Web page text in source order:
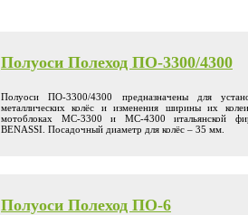
Полуоси Полеход ПО-3300/4300
Полуоси ПО-3300/4300 предназначены для
металлических колёс и изменения ширины их
мотоблоках МС-3300 и МС-4300 итальянской
BENASSI. Посадочный диаметр для колёс – 35 мм.
Полуоси Полеход ПО-6